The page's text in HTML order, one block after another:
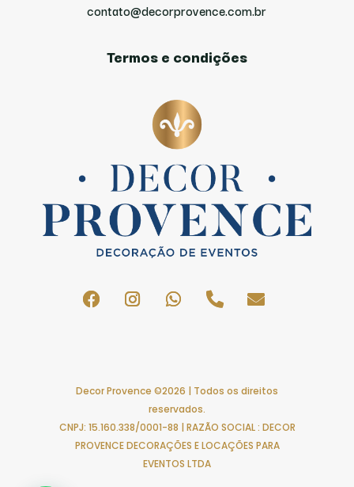
contato@decorprovence.com.br
Termos e condições
Decor Provence ©2026 | Todos os direitos
reservados.
CNPJ: 15.160.338/0001-88 | RAZÃO SOCIAL : DECOR
PROVENCE DECORAÇÕES E LOCAÇÕES PARA
EVENTOS LTDA